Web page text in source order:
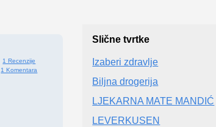
1 Recenzije
1 Komentara
Slične tvrtke
Izaberi zdravlje
Biljna drogerija
LJEKARNA MATE MANDIĆ
LEVERKUSEN